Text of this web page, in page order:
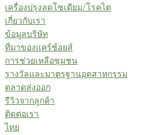
เครื่องปรุงลดโซเดียม/โรคไต
เกี่ยวกับเรา
ข้อมูลบริษัท
ที่มาของแคร์ช้อยส์
การช่วยเหลือชุมชน
รางวัลและมาตรฐานอุตสาหกรรม
ตลาดส่งออก
รีวิวจากลูกค้า
ติดต่อเรา
ไทย